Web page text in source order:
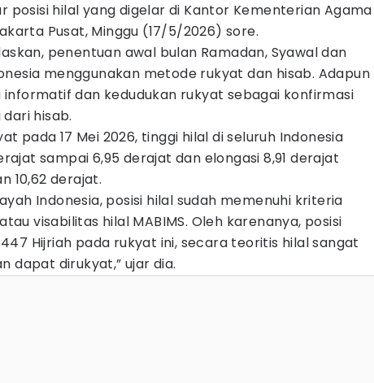
posisi hilal yang digelar di Kantor Kementerian Agama
Pusat, Minggu (17/5/2026) sore.
penentuan awal bulan Ramadan, Syawal dan
menggunakan metode rukyat dan hisab. Adapun
informatif dan kedudukan rukyat sebagai konfirmasi
hisab.
pada 17 Mei 2026, tinggi hilal di seluruh Indonesia
sampai 6,95 derajat dan elongasi 8,91 derajat
10,62 derajat.
Indonesia, posisi hilal sudah memenuhi kriteria
visabilitas hilal MABIMS. Oleh karenanya, posisi
Hijriah pada rukyat ini, secara teoritis hilal sangat
dapat dirukyat,” ujar dia.